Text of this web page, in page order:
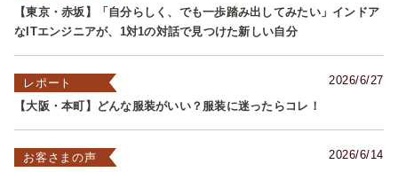
【東京・赤坂】「自分らしく、でも一歩踏み出してみたい」インドア
なITエンジニアが、1対1の対話で見つけた新しい自分
2026/6/27
レポート
【大阪・本町】どんな服装がいい？服装に迷ったらコレ！
2026/6/14
お客さまの声